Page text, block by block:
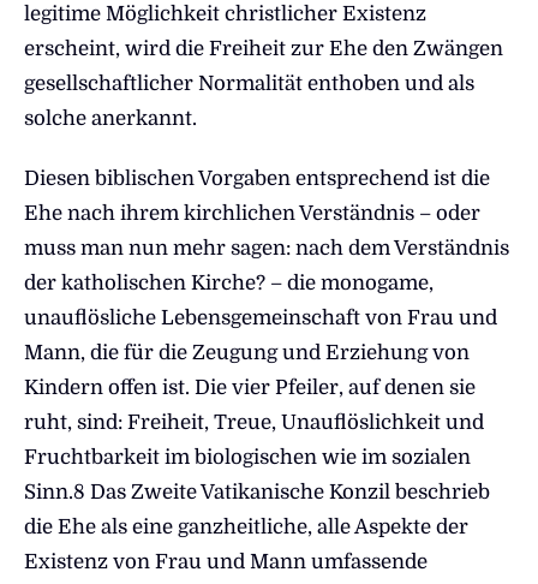
legitime Möglichkeit christlicher Existenz
erscheint, wird die Freiheit zur Ehe den Zwängen
gesellschaftlicher Normalität enthoben und als
solche anerkannt.
Diesen biblischen Vorgaben entsprechend ist die
Ehe nach ihrem kirchlichen Verständnis – oder
muss man nun mehr sagen: nach dem Verständnis
der katholischen Kirche? – die monogame,
unauflösliche Lebensgemeinschaft von Frau und
Mann, die für die Zeugung und Erziehung von
Kindern offen ist. Die vier Pfeiler, auf denen sie
ruht, sind: Freiheit, Treue, Unauflöslichkeit und
Fruchtbarkeit im biologischen wie im sozialen
Sinn.8 Das Zweite Vatikanische Konzil beschrieb
die Ehe als eine ganzheitliche, alle Aspekte der
Existenz von Frau und Mann umfassende